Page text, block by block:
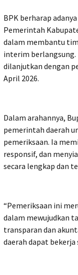
BPK berharap
Pemerintah
dalam membantu
interim berlangsung.
dilanjutkan dengan
April 2026.
Dalam arahannya,
pemerintah daerah
pemeriksaan. Ia
responsif, dan
secara lengkap dan
“Pemeriksaan ini
dalam mewujudkan
transparan dan
daerah dapat bekerja